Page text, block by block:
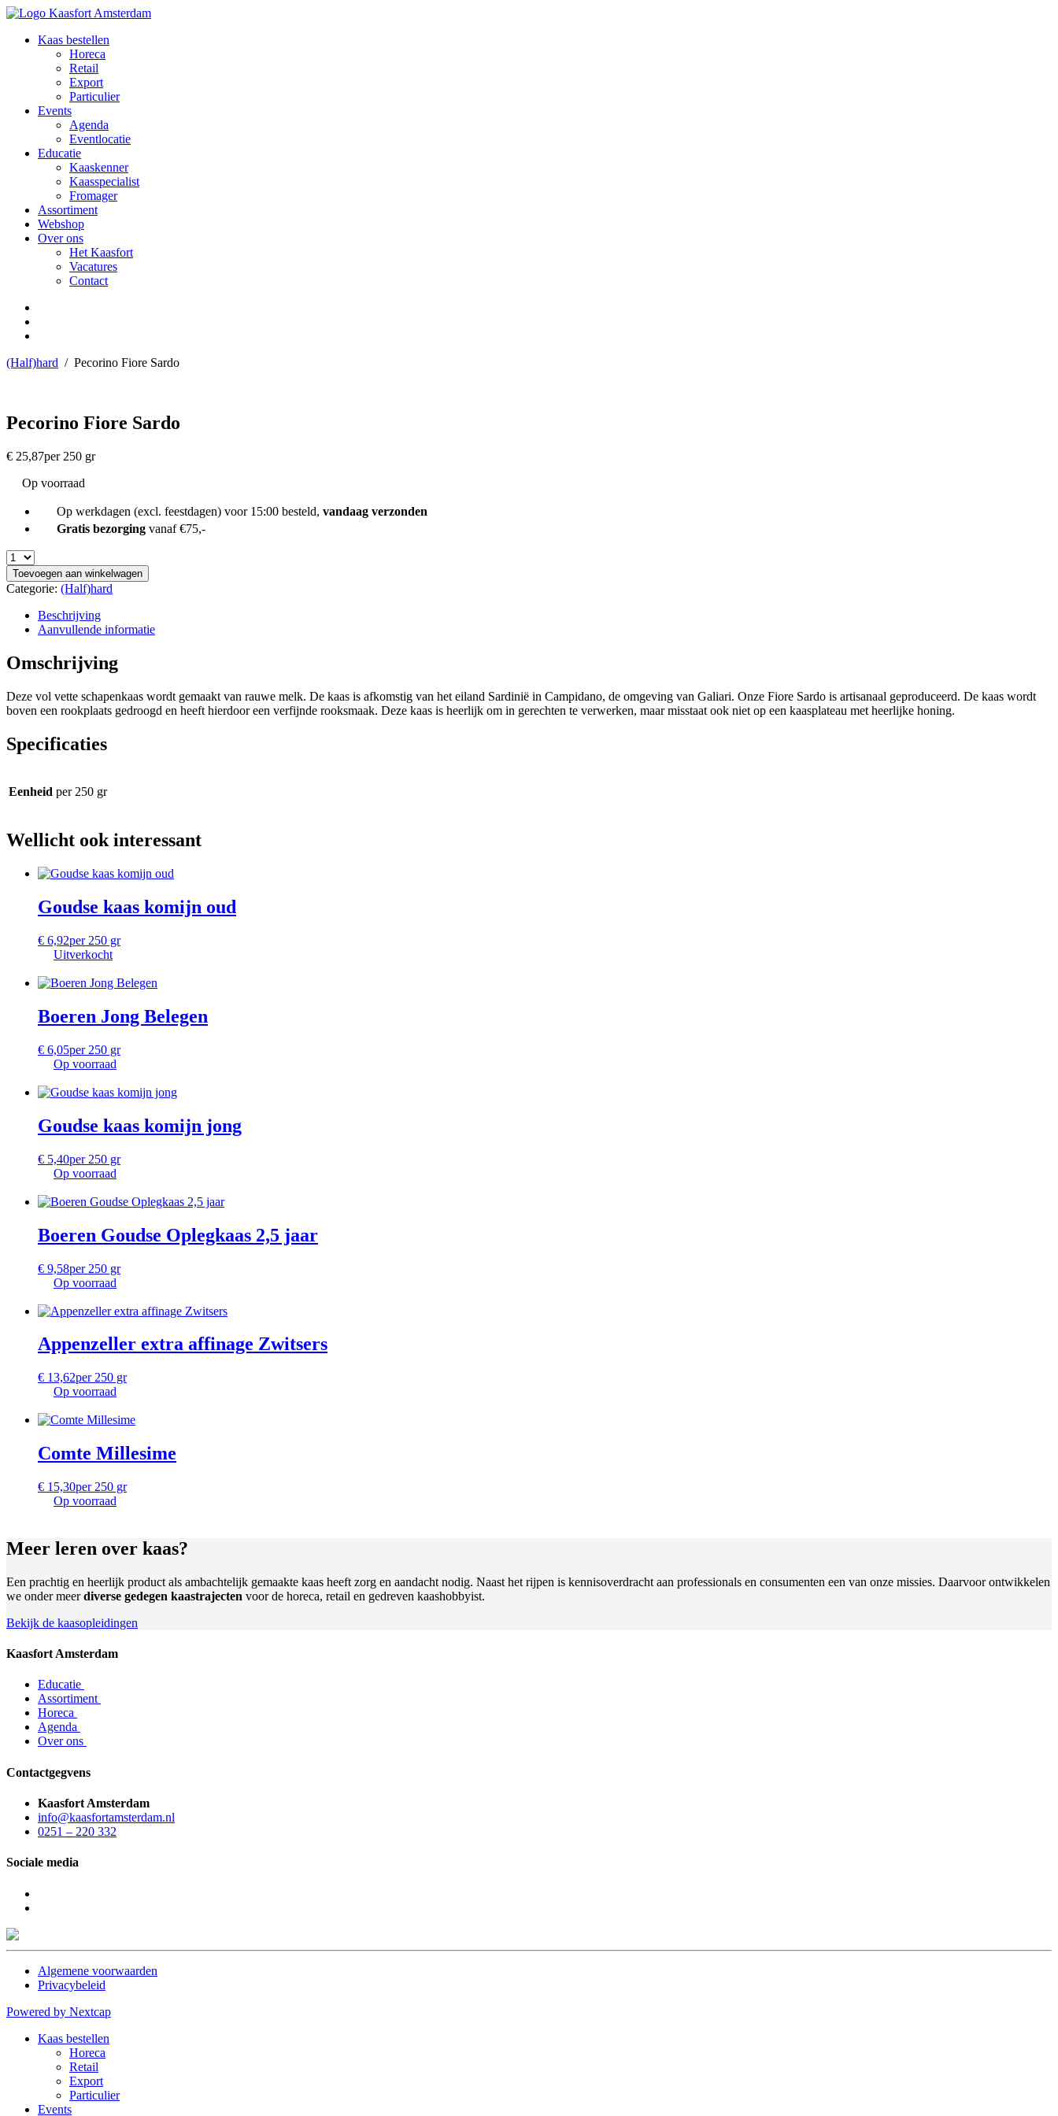
Kaas bestellen
Horeca
Retail
Export
Particulier
Events
Agenda
Eventlocatie
Educatie
Kaaskenner
Kaasspecialist
Fromager
Assortiment
Webshop
Over ons
Het Kaasfort
Vacatures
Contact
(Half)hard /Pecorino Fiore Sardo
Pecorino Fiore Sardo
€ 25,87per 250 gr
Op voorraad
Op werkdagen (excl. feestdagen) voor 15:00 besteld, vandaag verzonden
Gratis bezorging vanaf €75,-
Toevoegen aan winkelwagen
Categorie: (Half)hard
Beschrijving
Aanvullende informatie
Omschrijving
Deze vol vette schapenkaas wordt gemaakt van rauwe melk. De kaas is afkomstig van het eiland Sardinië in Campidano, de omgeving van Galiari. Onze Fiore Sardo is artisanaal geproduceerd. De kaas wordt
boven een rookplaats gedroogd en heeft hierdoor een verfijnde rooksmaak. Deze kaas is heerlijk om in gerechten te verwerken, maar misstaat ook niet op een kaasplateau met heerlijke honing.
Specificaties
Eenheid per 250 gr
Wellicht ook interessant
Goudse kaas komijn oud
€ 6,92per 250 gr
Uitverkocht
Boeren Jong Belegen
€ 6,05per 250 gr
Op voorraad
Goudse kaas komijn jong
€ 5,40per 250 gr
Op voorraad
Boeren Goudse Oplegkaas 2,5 jaar
€ 9,58per 250 gr
Op voorraad
Appenzeller extra affinage Zwitsers
€ 13,62per 250 gr
Op voorraad
Comte Millesime
€ 15,30per 250 gr
Op voorraad
Meer leren over kaas?
Een prachtig en heerlijk product als ambachtelijk gemaakte kaas heeft zorg en aandacht nodig. Naast het rijpen is kennisoverdracht aan professionals en consumenten een van onze missies. Daarvoor ontwikkelen
we onder meerdiverse gedegen kaastrajecten voor de horeca, retail en gedreven kaashobbyist.
Bekijk de kaasopleidingen
Kaasfort Amsterdam
Educatie
Assortiment
Horeca
Agenda
Over ons
Contactgegvens
Kaasfort Amsterdam
info@kaasfortamsterdam.nl
0251 – 220 332
Sociale media
Algemene voorwaarden
Privacybeleid
Powered by Nextcap
Kaas bestellen
Horeca
Retail
Export
Particulier
Events